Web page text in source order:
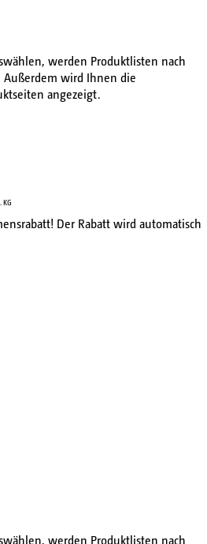
werden Produktlisten nach
Außerdem wird Ihnen die
angezeigt.
KG
Der Rabatt wird automatisch
werden Produktlisten nach